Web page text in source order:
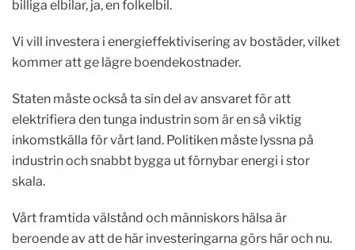
billiga elbilar, ja, en folkelbil.
Vi vill investera i energieffektivisering av bostäder, vilket
kommer att ge lägre boendekostnader.
Staten måste också ta sin del av ansvaret för att
elektrifiera den tunga industrin som är en så viktig
inkomstkälla för vårt land. Politiken måste lyssna på
industrin och snabbt bygga ut förnybar energi i stor
skala.
Vårt framtida välstånd och människors hälsa är
beroende av att de här investeringarna görs här och nu.